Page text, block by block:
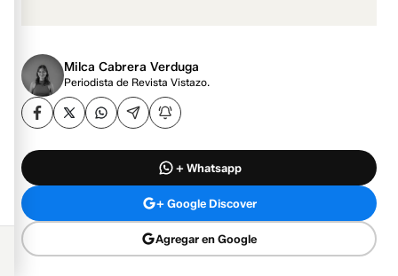
Milca Cabrera Verduga
Periodista de Revista Vistazo.
+ Whatsapp
+ Google Discover
Agregar en Google